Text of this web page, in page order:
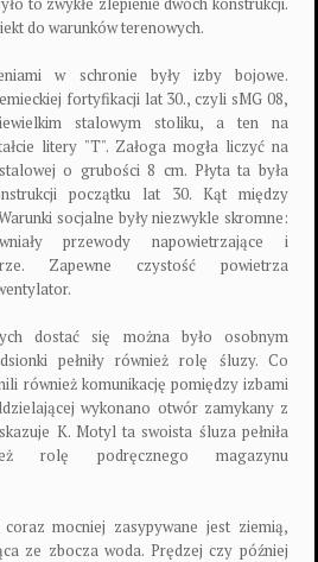
do warunków terenowych.
w schronie były izby bojowe.
fortyfikacji lat 30., czyli sMG 08,
stalowym stoliku, a ten na
litery "T". Załoga mogła liczyć na
o grubości 8 cm. Płyta ta była
początku lat 30. Kąt między
socjalne były niezwykle skromne:
przewody napowietrzające i
Zapewne czystość powietrza
dostać się można było osobnym
pełniły również rolę śluzy. Co
również komunikację pomiędzy izbami
wykonano otwór zamykany z
K. Motyl ta swoista śluza pełniła
rolę podręcznego magazynu
mocniej zasypywane jest ziemią,
ze zbocza woda. Prędzej czy później